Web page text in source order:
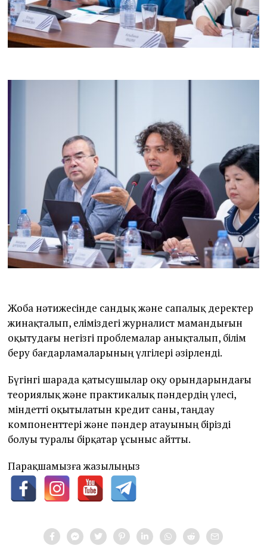
Жоба нәтижесінде сандық және сапалық деректер
жинақталып, еліміздегі журналист мамандығын
оқытудағы негізгі проблемалар анықталып, білім
беру бағдарламаларының үлгілері әзірленді.
Бүгінгі шарада қатысушылар оқу орындарындағы
теориялық және практикалық пәндердің үлесі,
міндетті оқытылатын кредит саны, таңдау
компоненттері және пәндер атауының бірізді
болуы туралы бірқатар ұсыныс айтты.
Парақшамызға жазылыңыз